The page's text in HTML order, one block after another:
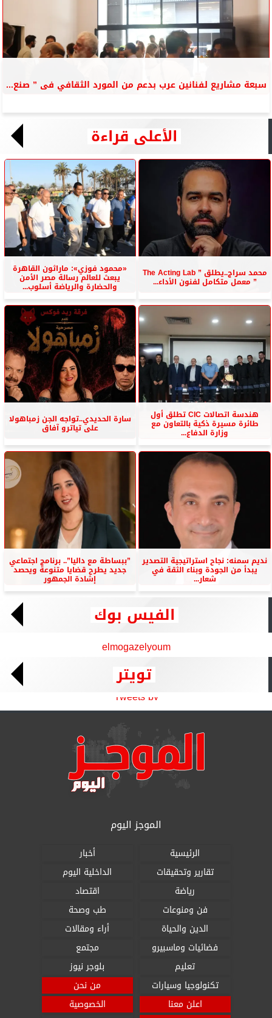
سبعة مشاريع لفنانين عرب بدعم من المورد الثقافي فى ” صنع...
الأعلى قراءة
محمد سراج..يطلق ” The Acting Lab
” معمل متكامل لفنون الأداء...
«محمود فوزي»: ماراثون القاهرة
يبعث للعالم رسالة مصر الأمن
والحضارة والرياضة أسلوب...
هندسة اتصالات CIC تطلق أول
طائرة مسيرة ذكية بالتعاون مع
وزارة الدفاع...
سارة الحديدي..تواجه الجن زمباهولا
على تياترو آفاق
نديم سمنه: نجاح استراتيجية التصدير
يبدأ من الجودة وبناء الثقة في
شعار...
”ببساطة مع داليا”.. برنامج اجتماعي
جديد يطرح قضايا متنوعة ويحصد
إشادة الجمهور
الفيس بوك
elmogazelyoum
تويتر
Tweets by
الموجز اليوم
الرئيسية
أخبار
تقارير وتحقيقات
الداخلية اليوم
رياضة
اقتصاد
فن ومنوعات
طب وصحة
الدين والحياة
أراء ومقالات
فضائيات وماسبيرو
مجتمع
تعليم
بلوجر نيوز
تكنولوجيا وسيارات
من نحن
اعلن معنا
الخصوصية